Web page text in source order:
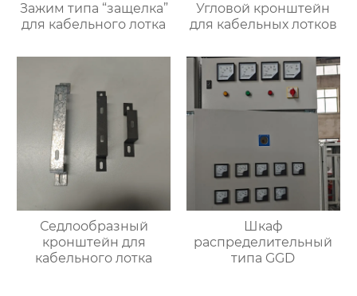
Зажим типа “защелка”
для кабельного лотка
Угловой кронштейн
для кабельных лотков
Седлообразный
кронштейн для
кабельного лотка
Шкаф
распределительный
типа GGD